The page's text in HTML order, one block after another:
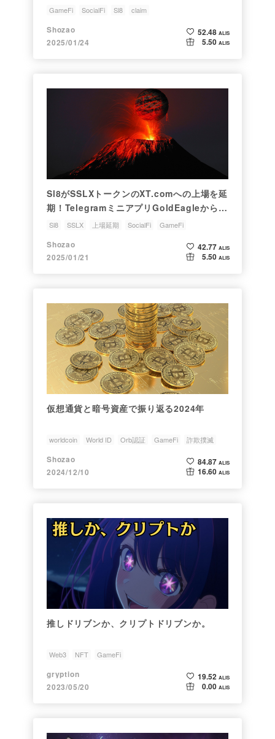
【GameFi速報】
GameFi SocialFi Sl8 claim
Shozao
2025/01/24
52.48 ALIS
5.50 ALIS
Sl8がSSLXトークンのXT.comへの上場を延
期！TelegramミニアプリGoldEagleから
STARDUSTをSl8のウォレットに送金する
Sl8 SSLX 上場延期 SocialFi GameFi
Shozao
2025/01/21
42.77 ALIS
5.50 ALIS
仮想通貨と暗号資産で振り返る2024年
worldcoin World ID Orb認証 GameFi 詐欺撲滅
Shozao
2024/12/10
84.87 ALIS
16.60 ALIS
推しドリブンか、クリプトドリブンか。
Web3 NFT GameFi
gryption
2023/05/20
19.52 ALIS
0.00 ALIS